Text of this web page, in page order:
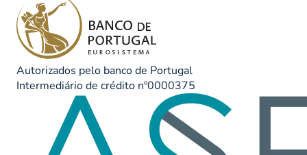
Autorizados pelo banco de Portugal
Intermediário de crédito nº0000375